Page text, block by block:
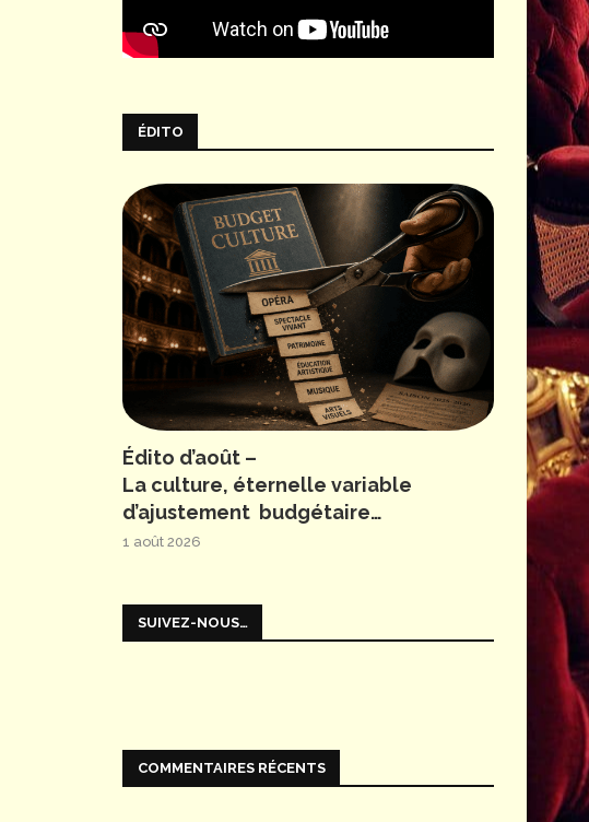
ÉDITO
Édito d’août –
La culture, éternelle variable
d’ajustement budgétaire…
1 août 2026
SUIVEZ-NOUS…
COMMENTAIRES RÉCENTS